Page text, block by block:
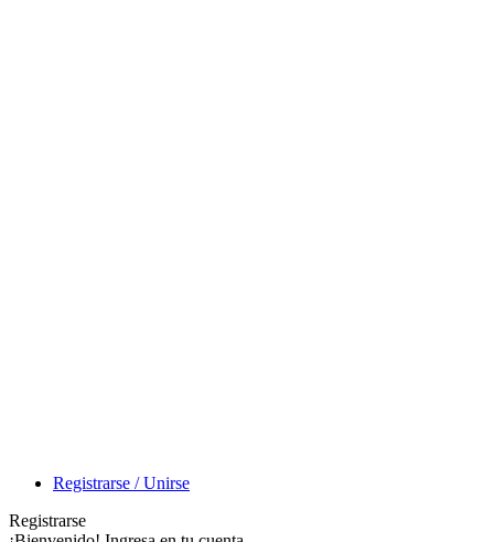
Registrarse / Unirse
Registrarse